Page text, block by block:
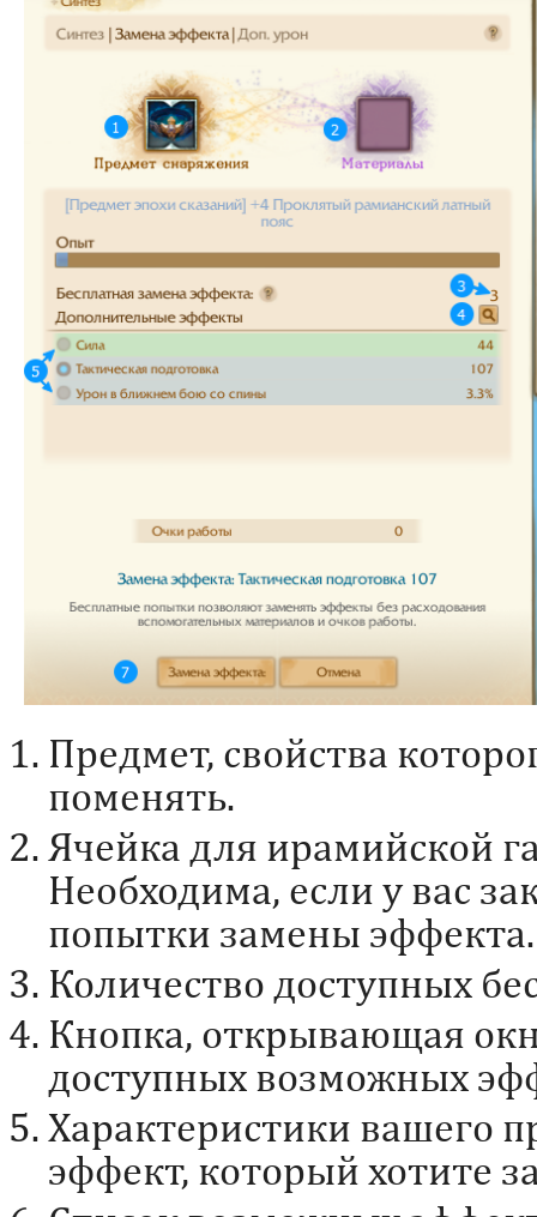
Предмет, свойства
поменять.
Ячейка для ирамийской
Необходима, если у вас
попытки замены эффекта.
Количество доступных
Кнопка, открывающая
доступных возможных
Характеристики вашего
эффект, который хотите